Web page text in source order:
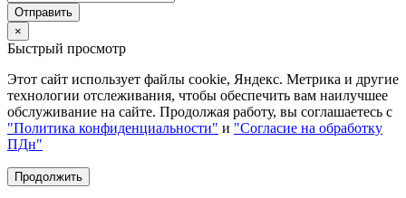
Отправить
×
Быстрый просмотр
Этот сайт использует файлы cookie, Яндекс. Метрика и другие
технологии отслеживания, чтобы обеспечить вам наилучшее
обслуживание на сайте. Продолжая работу, вы соглашаетесь с
"Политика конфиденциальности" и "Согласие на обработку
ПДн"
Продолжить